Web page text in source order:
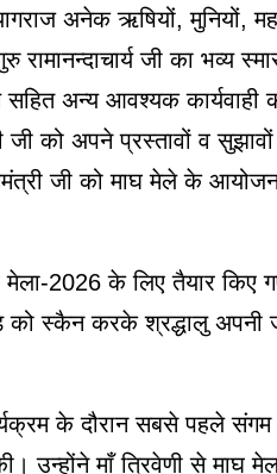
अनेक ऋषियों, मुनियों,
जी का भव्य
अन्य आवश्यक कार्यवाही
जी को अपने प्रस्तावों व
जी को माघ मेले के
2026 के लिए तैयार किए
स्कैन करके श्रद्धालु अपनी
के दौरान सबसे पहले
उन्होंने माँ त्रिवेणी से